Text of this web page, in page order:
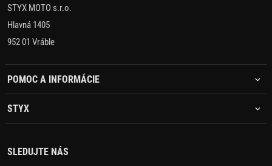
STYX MOTO s.r.o.
Hlavná 1405
952 01 Vráble
POMOC A INFORMÁCIE
STYX
SLEDUJTE NÁS